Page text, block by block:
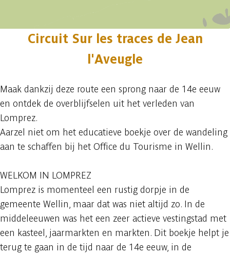
Circuit Sur les traces de Jean
l'Aveugle
Maak dankzij deze route een sprong naar de 14e eeuw
en ontdek de overblijfselen uit het verleden van
Lomprez.
Aarzel niet om het educatieve boekje over de wandeling
aan te schaffen bij het Office du Tourisme in Wellin.
WELKOM IN LOMPREZ
Lomprez is momenteel een rustig dorpje in de
gemeente Wellin, maar dat was niet altijd zo. In de
middeleeuwen was het een zeer actieve vestingstad met
een kasteel, jaarmarkten en markten. Dit boekje helpt je
terug te gaan in de tijd naar de 14e eeuw, in de